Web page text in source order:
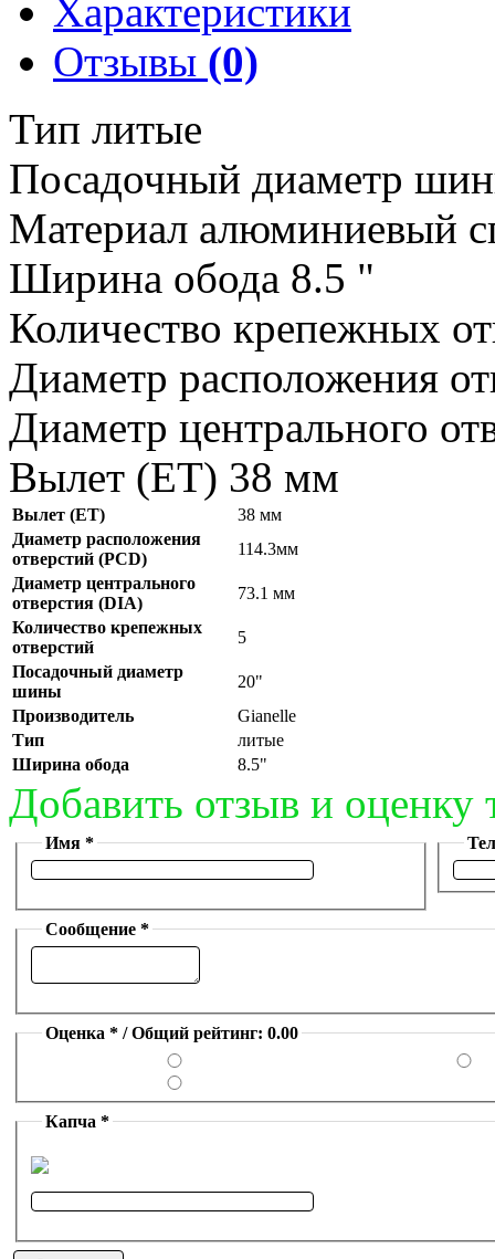
Характеристики
Отзывы (0)
Тип литые
Посадочный диаметр
Материал алюминиевый
Ширина обода 8.5 "
Количество крепежных
Диаметр расположения
Диаметр центрального
Вылет (ET) 38 мм
Вылет (ET)
38 мм
Диаметр расположения
отверстий (PCD)
114.3мм
Диаметр центрального
отверстия (DIA)
73.1 мм
Количество крепежных
отверстий
5
Посадочный диаметр
шины
20"
Производитель
Gianelle
Тип
литые
Ширина обода
8.5"
Добавить отзыв и оценку
Имя *
Сообщение *
Оценка * / Общий рейтинг: 0.00
Капча *